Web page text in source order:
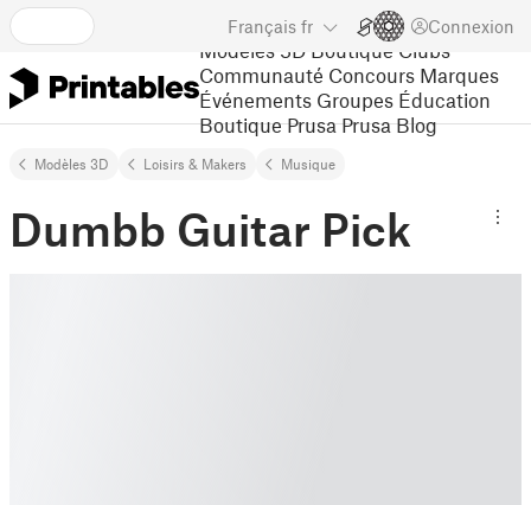
Français fr Connexion
Modèles 3D Boutique Clubs
Communauté Concours Marques
Événements Groupes Éducation
Boutique Prusa Prusa Blog
Modèles 3D Loisirs & Makers Musique
Dumbb Guitar Pick